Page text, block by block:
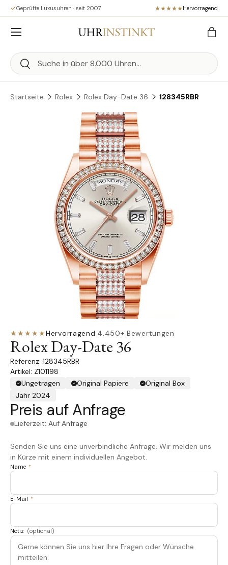
Direkt zum Inhalt
Geprüfte Luxusuhren · seit 2007 Hervorragend
Suchen
Suchen
Menü
Startseite Rolex Rolex Day-Date 36 128345RBR
Zu Produktinformationen springen
★★★★★Hervorragend·4.450+ Bewertungen
Rolex Day-Date 36
128345RBR
Artikel: Z101198
Ungetragen
Original Papiere
Original Box
Jahr 2024
Preis auf Anfrage
Lieferzeit: Auf Anfrage
Senden Sie uns eine unverbindliche Anfrage. Wir melden uns
in Kürze mit einem individuellen Angebot.
Name *
E-Mail *
Notiz (optional)